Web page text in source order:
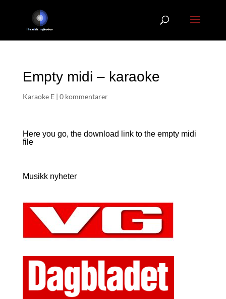
Empty midi – karaoke
Karaoke E| 0 kommentarer
Here you go, the download link to the empty midi
file
Musikk nyheter